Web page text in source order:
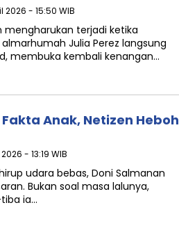
2026 - 15:50 WIB
mengharukan terjadi ketika
Julia Perez langsung
membuka kembali kenangan…
Anak, Netizen Heboh
- 13:19 WIB
udara bebas, Doni Salmanan
Bukan soal masa lalunya,
ia…